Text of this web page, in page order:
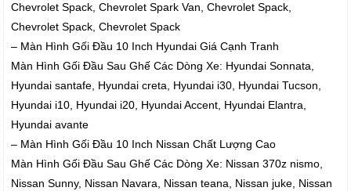
Chevrolet Spack, Chevrolet Spark Van, Chevrolet Spack,
Chevrolet Spack, Chevrolet Spack
– Màn Hình Gối Đầu 10 Inch Hyundai Giá Cạnh Tranh
Màn Hình Gối Đầu Sau Ghế Các Dòng Xe: Hyundai Sonnata,
Hyundai santafe, Hyundai creta, Hyundai i30, Hyundai Tucson,
Hyundai i10, Hyundai i20, Hyundai Accent, Hyundai Elantra,
Hyundai avante
– Màn Hình Gối Đầu 10 Inch Nissan Chất Lượng Cao
Màn Hình Gối Đầu Sau Ghế Các Dòng Xe: Nissan 370z nismo,
Nissan Sunny, Nissan Navara, Nissan teana, Nissan juke, Nissan